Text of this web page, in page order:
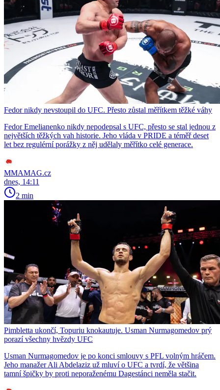
Fedor nikdy nevstoupil do UFC. Přesto zůstal měřítkem těžké váhy
Fedor Emelianenko nikdy nepodepsal s UFC, přesto se stal jednou z
největších těžkých vah historie. Jeho vláda v PRIDE a téměř deset
let bez regulérní porážky z něj udělaly měřítko celé generace.
MMAMAG.cz
dnes, 14:11
2 min
Pimbletta ukončí, Topuriu knokautuje. Usman Nurmagomedov prý
porazí všechny hvězdy UFC
Usman Nurmagomedov je po konci smlouvy s PFL volným hráčem.
Jeho manažer Ali Abdelaziz už mluví o UFC a tvrdí, že většina
tamní špičky by proti neporaženému Dagestánci neměla stačit.